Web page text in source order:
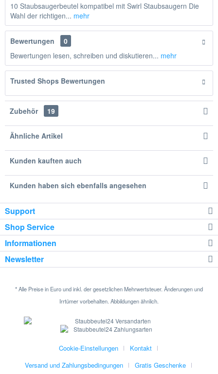
10 Staubsaugerbeutel kompatibel mit Swirl Staubsaugern Die
Wahl der richtigen... mehr
Bewertungen
0
Bewertungen lesen, schreiben und diskutieren... mehr
Trusted Shops Bewertungen
Zubehör 19
Ähnliche Artikel
Kunden kauften auch
Kunden haben sich ebenfalls angesehen
Support
Shop Service
Informationen
Newsletter
* Alle Preise in Euro und inkl. der gesetzlichen Mehrwertsteuer. Änderungen und
Irrtümer vorbehalten. Abbildungen ähnlich.
Cookie-Einstellungen
Kontakt
Versand und Zahlungsbedingungen
Gratis Geschenke